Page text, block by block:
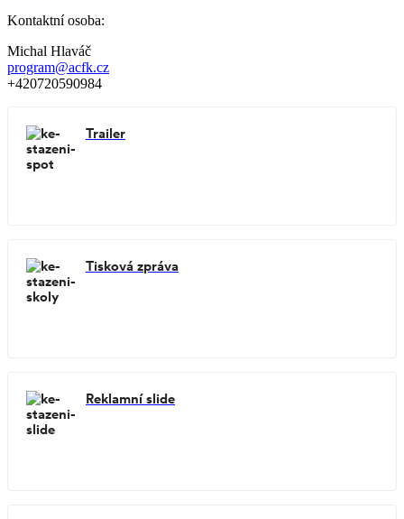
Kontaktní osoba:
Michal Hlaváč
program@acfk.cz
+420720590984
Trailer
Tisková zpráva
Reklamní slide